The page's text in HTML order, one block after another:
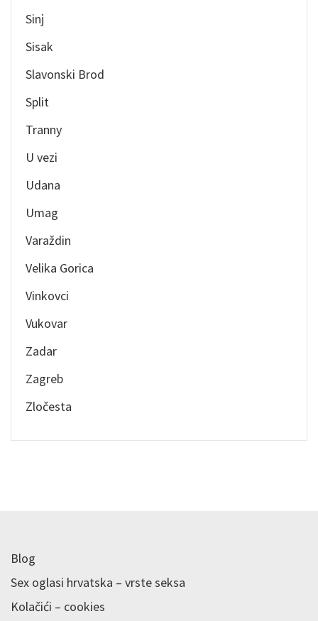
Sinj
Sisak
Slavonski Brod
Split
Tranny
U vezi
Udana
Umag
Varaždin
Velika Gorica
Vinkovci
Vukovar
Zadar
Zagreb
Zločesta
Blog
Sex oglasi hrvatska – vrste seksa
Kolačići – cookies